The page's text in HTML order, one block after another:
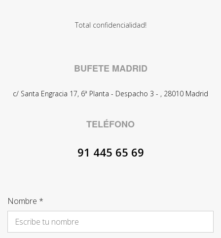
Total confidencialidad!
BUFETE MADRID
c/ Santa Engracia 17, 6ª Planta - Despacho 3 - , 28010 Madrid
TELÉFONO
91 445 65 69
Nombre *